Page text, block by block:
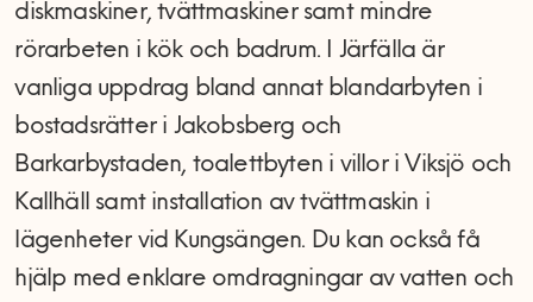
diskmaskiner, tvättmaskiner samt mindre
rörarbeten i kök och badrum. I Järfälla är
vanliga uppdrag bland annat blandarbyten i
bostadsrätter i Jakobsberg och
Barkarbystaden, toalettbyten i villor i Viksjö och
Kallhäll samt installation av tvättmaskin i
lägenheter vid Kungsängen. Du kan också få
hjälp med enklare omdragningar av vatten och